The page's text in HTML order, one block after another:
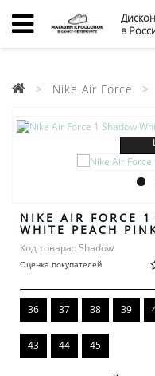
в
Nike Air Force
NIKE AIR FORCE 1
WHITE PEACH
Код товара:: Shadow
Оценка покупателей
36 37 38 39
43 44 45